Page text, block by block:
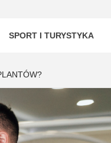
SPORT I TURYSTYKA